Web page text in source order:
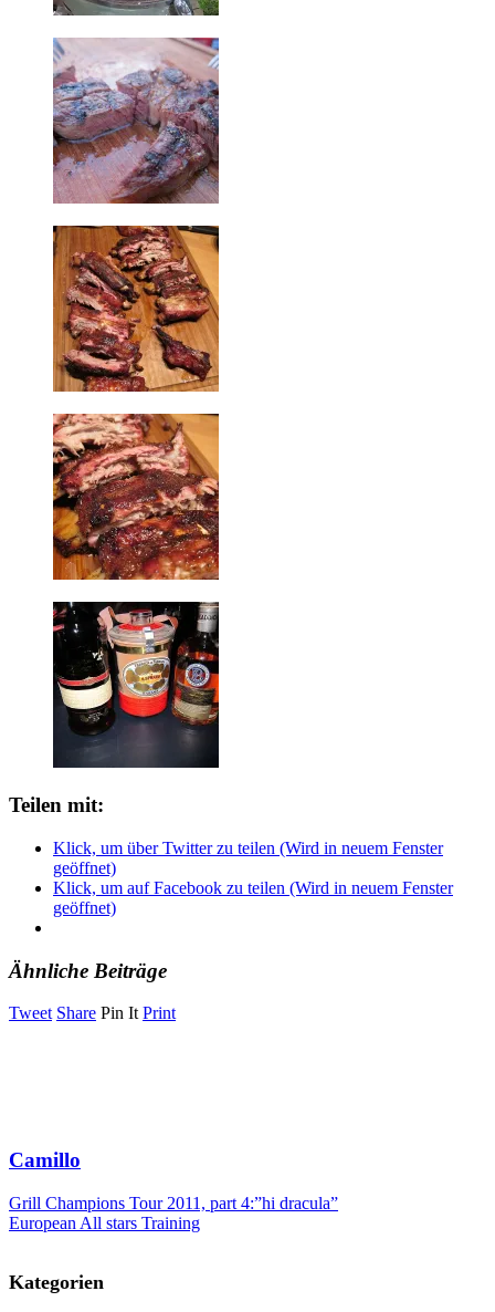
Teilen mit:
Klick, um über Twitter zu teilen (Wird in neuem Fenster
geöffnet)
Klick, um auf Facebook zu teilen (Wird in neuem Fenster
geöffnet)
Ähnliche Beiträge
Tweet Share Pin It Print
Camillo
Grill Champions Tour 2011, part 4:”hi dracula”
European All stars Training
Kategorien